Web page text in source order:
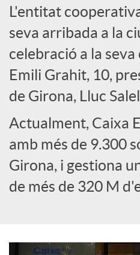
e
s
S
o
c
L'entitat
seva arribada a la
celebració a la
Emili Grahit, 10,
de Girona, Lluc
Actualment, Caixa
amb més de 9.300
Girona, i gestiona
de més de 320 M